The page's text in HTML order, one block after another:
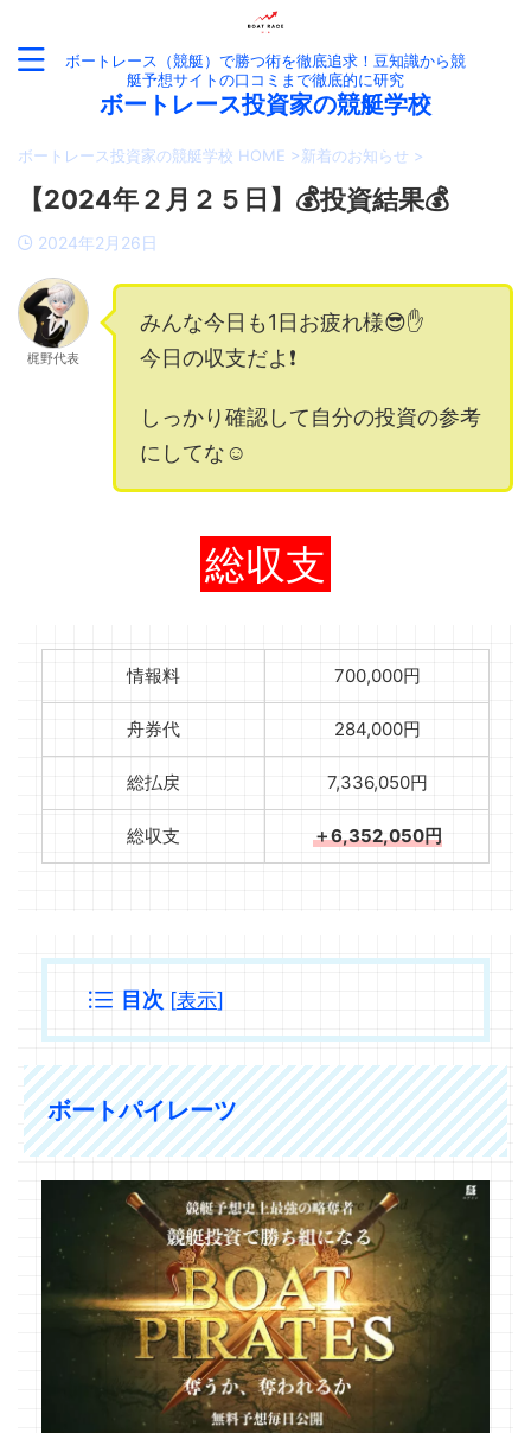
ボートレース（競艇）で勝つ術を徹底追求！豆知識から競
艇予想サイトの口コミまで徹底的に研究
ボートレース投資家の競艇学校
ボートレース投資家の競艇学校 HOME >新着のお知らせ >
【2024年２月２５日】💰投資結果💰
2024年2月26日
梶野代表
みんな今日も1日お疲れ様😎✋
今日の収支だよ❗️
しっかり確認して自分の投資の参考
にしてな☺️
総収支
情報料 700,000円
舟券代 284,000円
総払戻 7,336,050円
総収支 ＋6,352,050円
目次 [表示]
ボートパイレーツ